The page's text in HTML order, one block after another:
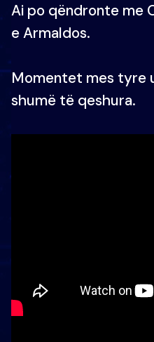
Ai po qëndronte me
e Armaldos.
Momentet mes tyre
shumë të qeshura.